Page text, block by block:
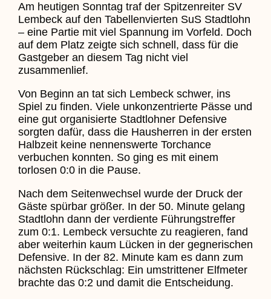
Am heutigen Sonntag traf der Spitzenreiter SV
Lembeck auf den Tabellenvierten SuS Stadtlohn
– eine Partie mit viel Spannung im Vorfeld. Doch
auf dem Platz zeigte sich schnell, dass für die
Gastgeber an diesem Tag nicht viel
zusammenlief.
Von Beginn an tat sich Lembeck schwer, ins
Spiel zu finden. Viele unkonzentrierte Pässe und
eine gut organisierte Stadtlohner Defensive
sorgten dafür, dass die Hausherren in der ersten
Halbzeit keine nennenswerte Torchance
verbuchen konnten. So ging es mit einem
torlosen 0:0 in die Pause.
Nach dem Seitenwechsel wurde der Druck der
Gäste spürbar größer. In der 50. Minute gelang
Stadtlohn dann der verdiente Führungstreffer
zum 0:1. Lembeck versuchte zu reagieren, fand
aber weiterhin kaum Lücken in der gegnerischen
Defensive. In der 82. Minute kam es dann zum
nächsten Rückschlag: Ein umstrittener Elfmeter
brachte das 0:2 und damit die Entscheidung.